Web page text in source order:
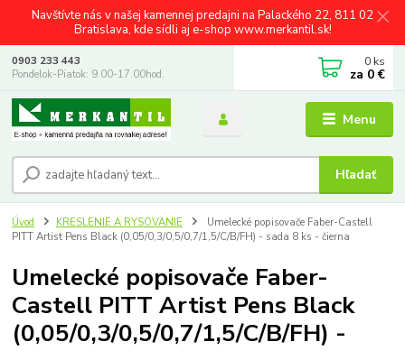
Navštívte nás v našej kamennej predajni na Palackého 22, 811 02
Bratislava, kde sídli aj e-shop www.merkantil.sk!
Menu
Hľadať
0903 233 443
Pondelok-Piatok: 9.00-17.00hod.
0 ks
za 0 €
Úvod KRESLENIE A RYSOVANIE
Umelecké popisovače Faber-Castell
PITT Artist Pens Black (0,05/0,3/0,5/0,7/1,5/C/B/FH) - sada 8 ks - čierna
Umelecké popisovače Faber-
Castell PITT Artist Pens Black
(0,05/0,3/0,5/0,7/1,5/C/B/FH) -